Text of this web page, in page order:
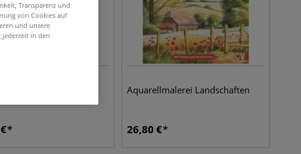
Origami-Buch
€
Aquarellmalerei Landschaften
26,80 €
Transparenz und
von Cookies auf
und unsere
in den